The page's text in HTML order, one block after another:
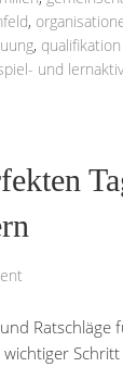
,
,
und
Ratschläge